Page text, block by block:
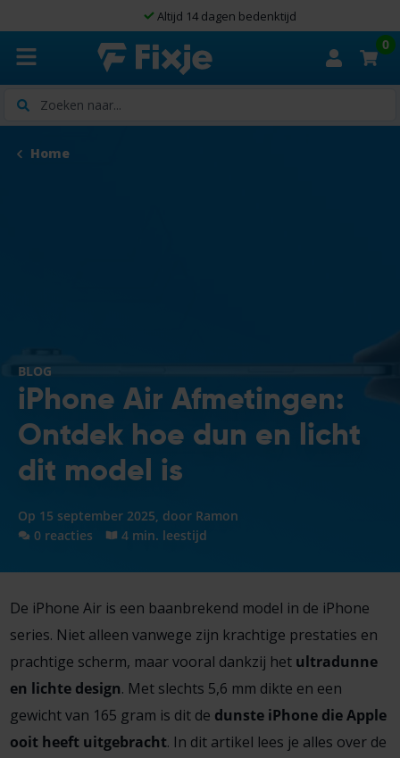
Altijd 14 dagen bedenktijd
Zoeken
0
Home
BLOG
iPhone Air Afmetingen:
Ontdek hoe dun en licht
dit model is
Op 15 september 2025, door Ramon
0 reacties
4 min. leestijd
De iPhone Air is een baanbrekend model in de iPhone
series. Niet alleen vanwege zijn krachtige prestaties en
prachtige scherm, maar vooral dankzij het ultradunne
en lichte design. Met slechts 5,6 mm dikte en een
gewicht van 165 gram is dit de dunste iPhone die Apple
ooit heeft uitgebracht. In dit artikel lees je alles over de